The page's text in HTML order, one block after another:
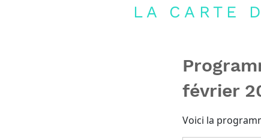
LA CARTE
février
Voici la